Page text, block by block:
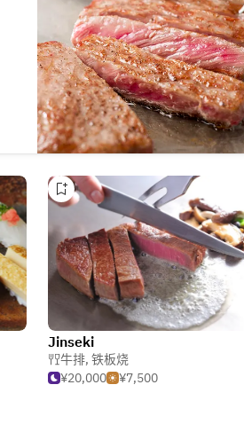
Jinseki
牛排, 铁板烧
¥20,000
¥7,500